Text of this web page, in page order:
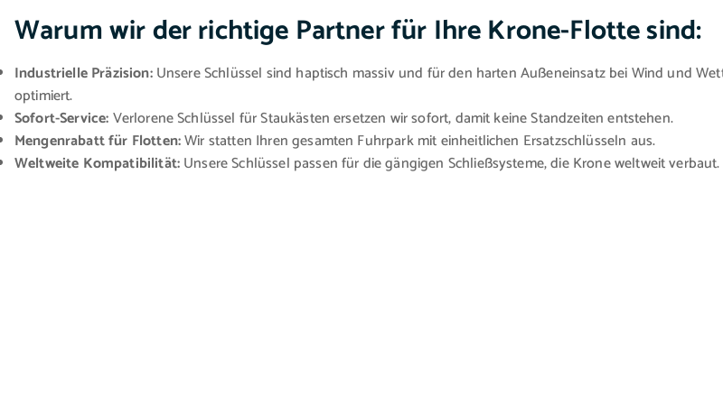
Warum wir der richtige Partner für Ihre Krone-Flotte sind:
Industrielle Präzision:Unsere Schlüssel sind haptisch massiv und für den harten Außeneinsatz bei Wind und
optimiert.
Sofort-Service:Verlorene Schlüssel für Staukästen ersetzen wir sofort, damit keine Standzeiten entstehen.
Mengenrabatt für Flotten:Wir statten Ihren gesamten Fuhrpark mit einheitlichen Ersatzschlüsseln aus.
Weltweite Kompatibilität:Unsere Schlüssel passen für die gängigen Schließsysteme, die Krone weltweit verbaut.